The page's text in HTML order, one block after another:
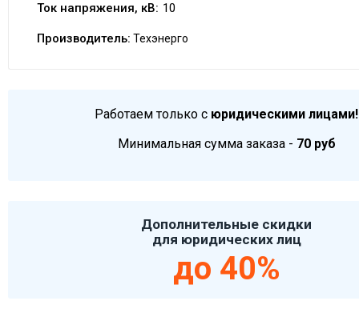
Ток напряжения, кВ: 10
Производитель: Техэнерго
Работаем только с юридическими лицами!
Минимальная сумма заказа - 70 руб
Дополнительные скидки
для юридических лиц
до 40%